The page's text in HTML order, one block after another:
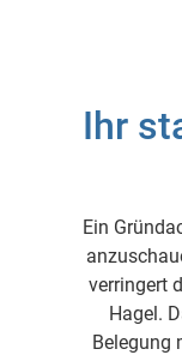
Ihr
Ein
verringert
Hagel.
Belegung